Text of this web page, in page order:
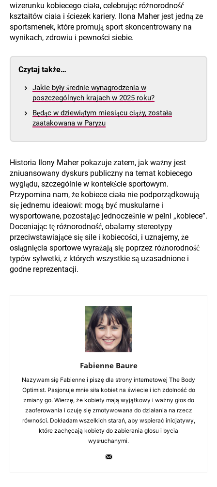
wizerunku kobiecego ciała, celebrując różnorodność
kształtów ciała i ścieżek kariery. Ilona Maher jest jedną ze
sportsmenek, które promują sport skoncentrowany na
wynikach, zdrowiu i pewności siebie.
Czytaj także…
Jakie były średnie wynagrodzenia w
poszczególnych krajach w 2025 roku?
Będąc w dziewiątym miesiącu ciąży, została
zaatakowana w Paryżu
Historia Ilony Maher pokazuje zatem, jak ważny jest
zniuansowany dyskurs publiczny na temat kobiecego
wyglądu, szczególnie w kontekście sportowym.
Przypomina nam, że kobiece ciała nie podporządkowują
się jednemu ideałowi: mogą być muskularne i
wysportowane, pozostając jednocześnie w pełni „kobiece”.
Doceniając tę różnorodność, obalamy stereotypy
przeciwstawiające się sile i kobiecości, i uznajemy, że
osiągnięcia sportowe wyrażają się poprzez różnorodność
typów sylwetki, z których wszystkie są uzasadnione i
godne reprezentacji.
Fabienne Baure
Nazywam się Fabienne i piszę dla strony internetowej The Body
Optimist. Pasjonuje mnie siła kobiet na świecie i ich zdolność do
zmiany go. Wierzę, że kobiety mają wyjątkowy i ważny głos do
zaoferowania i czuję się zmotywowana do działania na rzecz
równości. Dokładam wszelkich starań, aby wspierać inicjatywy,
które zachęcają kobiety do zabierania głosu i bycia
wysłuchanymi.